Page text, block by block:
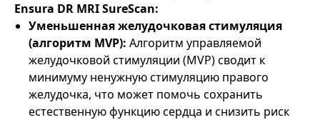
Ensura DR MRI SureScan:
Уменьшенная желудочковая стимуляция
(алгоритм MVP): Алгоритм управляемой
желудочковой стимуляции (MVP) сводит к
минимуму ненужную стимуляцию правого
желудочка, что может помочь сохранить
естественную функцию сердца и снизить риск